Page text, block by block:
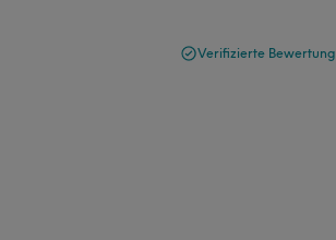
Verifizierte Bewertung